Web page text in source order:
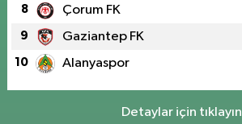
8 Çorum FK
9 Gaziantep FK
10 Alanyaspor
Detaylar için tıklayın